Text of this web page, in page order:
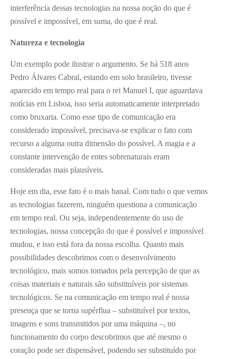
interferência dessas tecnologias na nossa noção do que é
possível e impossível, em suma, do que é real.
Natureza e tecnologia
Um exemplo pode ilustrar o argumento. Se há 518 anos
Pedro Álvares Cabral, estando em solo brasileiro, tivesse
aparecido em tempo real para o rei Manuel I, que aguardava
notícias em Lisboa, isso seria automaticamente interpretado
como bruxaria. Como esse tipo de comunicação era
considerado impossível, precisava-se explicar o fato com
recurso a alguma outra dimensão do possível. A magia e a
constante intervenção de entes sobrenaturais eram
consideradas mais plausíveis.
Hoje em dia, esse fato é o mais banal. Com tudo o que vemos
as tecnologias fazerem, ninguém questiona a comunicação
em tempo real. Ou seja, independentemente do uso de
tecnologias, nossa concepção do que é possível e impossível
mudou, e isso está fora da nossa escolha. Quanto mais
possibilidades descobrimos com o desenvolvimento
tecnológico, mais somos tomados pela percepção de que as
coisas materiais e naturais são substituíveis por sistemas
tecnológicos. Se na comunicação em tempo real é nossa
presença que se torna supérflua – substituível por textos,
imagens e sons transmitidos por uma máquina –, no
funcionamento do corpo descobrimos que até mesmo o
coração pode ser dispensável, podendo ser substituído por